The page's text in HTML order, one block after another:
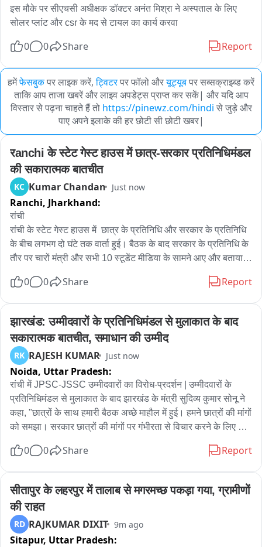
इस मौके पर सीएचसी अधीक्षक डॉक्टर अनंत मिश्रा ने अस्पताल के लिए
सोलर प्लांट और csr के मद से टायल का कार्य करवा
0 0 Share Report
हमेंफेसबुकपर लाइक करें, ट्विटरपर फॉलो औरयूट्यूबपर सब्सक्राइब्ड करें
ताकि आप ताजा खबरें और लाइव अपडेट्स प्राप्त कर सकें| और यदि आप
विस्तार से पढ़ना चाहते हैं तो https://pinewz.com/hindi से जुड़े और
पाए अपने इलाके की हर छोटी सी छोटी खबर|
रanchi के स्टेट गेस्ट हाउस में छात्र-सरकार प्रतिनिधिमंडल
की सकारात्मक बातचीत
KC Kumar Chandan Just now
Ranchi, Jharkhand:
रांची
रांची के स्टेट गेस्ट हाउस में  छात्र के प्रतिनिधि और सरकार के प्रतिनिधि
के बीच लगभग दो घंटे तक वार्ता हुई। बैठक के बाद सरकार के प्रतिनिधि के
तौर पर चारों मंत्री और सभी 10 स्टूडेंट मीडिया के सामने आए और बताया ,
प्रतिनिधि गंभीरता से  सुना है ।जल्दी ही दूसरे राउंड की बातचीत भी सरकार
कहा जब तक मागें नहीं मांगी जाएगी तब तक अनिश्चितकालीन धरना और
छात्रों का अनशन जारी रहेगा।
0 0 Share Report
झारखंड: उम्मीदवारों के प्रतिनिधिमंडल से मुलाकात के बाद
सकारात्मक बातचीत, समाधान की उम्मीद
RK RAJESH KUMAR Just now
Noida, Uttar Pradesh:
रांची में JPSC-JSSC उम्मीदवारों का विरोध-प्रदर्शन | उम्मीदवारों के
प्रतिनिधिमंडल से मुलाकात के बाद झारखंड के मंत्री सुदिव्य कुमार सोनू ने
कहा, "छात्रों के साथ हमारी बैठक अच्छे माहौल में हुई। हमने छात्रों की मांगों
को समझा। सरकार छात्रों की मांगों पर गंभीरता से विचार करने के लिए
सरकार के प्रतिनिधिमंडल के साथ बैठक के बाद छात्र नेता रवींद्र पासवान
हमने उन्हें अपनी मांगों से अवगत कराया।" रांची में JPSC-JSSC
उम्मीदवारों का विरोध-प्रदर्शन | राज्य सरकार के प्रतिनिधिमंडल से मुलाक़ात
के बाद, उम्मीदवारों के प्रतिनिधिमंडल के एक सदस्य ने कहा, "उनके सामने
मांगें रखी गई हैं। आगे बातचीत होगी। विरोध-प्रदर्शन जारी रहेगा। हमारी
बातों को गंभीरता से लिया गया। वे CM से बात करेंगे। कोई समाधान
0 0 Share Report
सीतापुर के लहरपुर में तालाब से मगरमच्छ पकड़ा गया, ग्रामीणों
की राहत
RD RAJKUMAR DIXIT 9m ago
Sitapur, Uttar Pradesh: